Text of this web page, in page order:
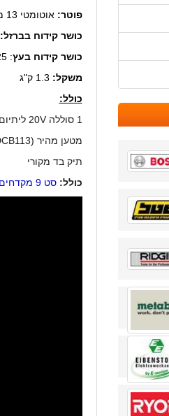
פוטר: אוטומטי 13 מ"מ להחלפת אביזרים בנוחות
כושר קידוח בברזל:
כושר קידוח בעץ: 25 מ"מ
משקל:
כולל:
1 סוללה 20V ליתיום 5 אמפר/שעה
מטען מהיר (DCB113)
תיק בד מקורי
כולל: סט 9 מקדחים -